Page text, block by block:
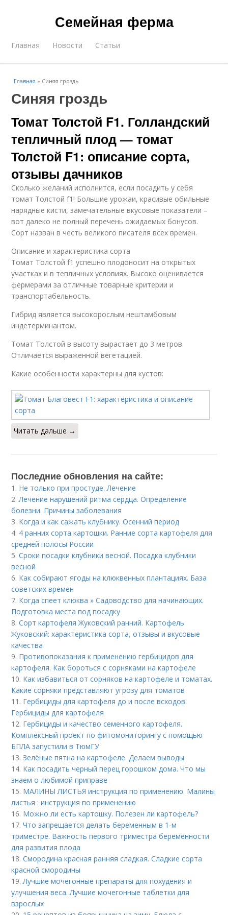
Семейная ферма
Главная Новости Статьи
Главная » Синяя гроздь
Синяя гроздь
Томат Толстой F1. Голландский
тепличный плод — томат
Толстой F1: описание сорта,
отзывы дачников
Сколько желаний исполнится, если посадить у себя
томат Толстой f1! Большие урожаи, красивые обильные
нарядные кисти, замечательные вкусовые показатели –
вот далеко не полный перечень ожидаемых бонусов.
Сорт назван в честь великого писателя всех времен.
Описание и характеристика сорта
Томат Толстой f1 успешно плодоносит на открытых
участках и в тепличных условиях. Высоко оценивается
фермерами за отличные товарные критерии и
транспортабельность.
Гибрид является высокорослым нештамбовым
индетерминантом.
Томат Толстой в высоту вырастает до 3 метров.
Отличается выраженной вегетацией.
Какие особенности характерны для кустов:
Читать дальше →
Последние обновления на сайте:
1. Не только при простуде. Лечение
2.Лечение нарушений ритма сердца. Определение
болезни. Причины заболевания
3. Когда и как сажать клубнику. Осенний период
4. 4 ранних сорта картошки. Ранние сорта картофеля для
средней полосы России
5.Сроки посадки клубники весной. Посадка клубники
весной
6. Как собирают ягоды на клюквенных плантациях. База
советских времен
7. Когда спеет клюква » Садоводство для начинающих.
Подготовка места под посадку
8.Сорт картофеля Жуковский ранний. Картофель
Жуковский: характеристика сорта, отзывы и вкусовые
качества
9. Противопоказания к применению гербицидов для
картофеля. Как бороться с сорняками на картофеле
10. Как избавиться от сорняков на картофеле и томатах.
Какие сорняки представляют угрозу для томатов
11. Гербициды для картофеля до и после всходов.
Гербициды для картофеля
12. Гербициды и качество семенного картофеля.
Комплексный проект по фитомониторингу с помощью
БПЛА запустили в ТюмГУ
13.Зелёные пятна на картофеле. Делаем выводы
14. Как посадить черный перец горошком дома. Что мы
знаем о любимой приправе
15. МАЛИНЫ ЛИСТЬЯ инструкция по применению. Малины
листья : инструкция по применению
16. Можно ли есть картошку. Полезен ли картофель?
17.Что запрещается делать беременным в 1-м
триместре. Важность первого триместра беременности
для развития плода
18.Смородина красная ранняя сладкая. Сладкие сорта
красной смородины
19.Лучшие мочегонные препараты для похудения и
улучшения веса. Лучшие мочегонные таблетки для
взрослых